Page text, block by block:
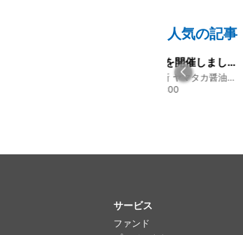
人気の記事
令和8年熊本地震に関するご報告
熊本 あか牛「延寿牛」ファンド2026
2026年7月30日 15:25
サービス
ファンド